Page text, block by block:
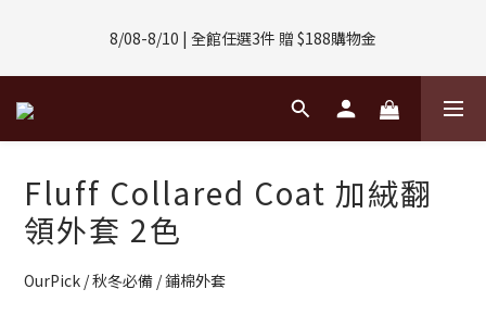
(數量有限售完不補)
8/08-8/10 | 全館任選3件 贈 $188購物金
8/01-8/31 | 任選2件CUBOX正價商品 贈【威靈頓 / 波士頓墨鏡】
Fluff Collared Coat 加絨翻
領外套 2色
OurPick / 秋冬必備 / 鋪棉外套